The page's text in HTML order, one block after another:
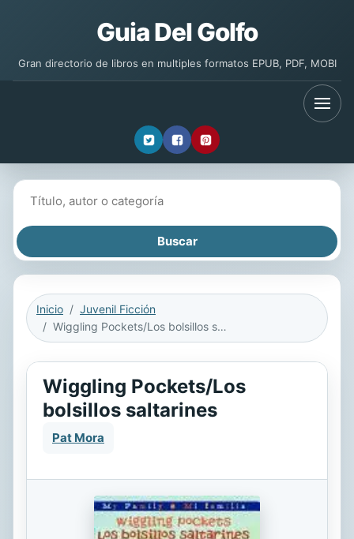
Guia Del Golfo
Gran directorio de libros en multiples formatos EPUB, PDF, MOBI
Inicio
Juvenil Ficción
Wiggling Pockets/Los bolsillos saltarines
Wiggling Pockets/Los
bolsillos saltarines
Pat Mora